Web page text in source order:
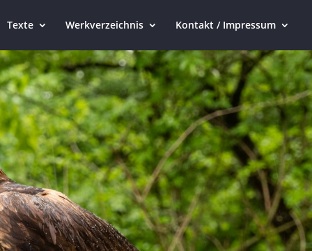
Texte Werkverzeichnis Kontakt / Impressum